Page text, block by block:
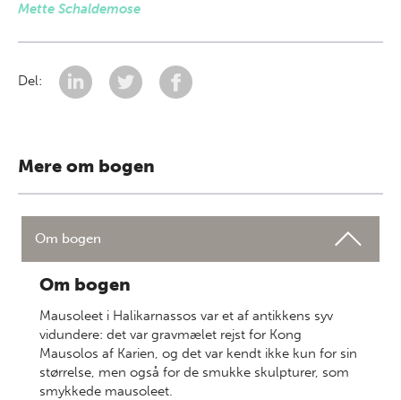
Mette Schaldemose
Del:
Mere om bogen
Om bogen
Om bogen
Mausoleet i Halikarnassos var et af antikkens syv
vidundere: det var gravmælet rejst for Kong
Mausolos af Karien, og det var kendt ikke kun for sin
størrelse, men også for de smukke skulpturer, som
smykkede mausoleet.